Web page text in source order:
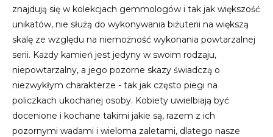
znajdują się w kolekcjach gemmologów i tak jak większość
unikatów, nie służą do wykonywania biżuterii na większą
skalę ze względu na niemożność wykonania powtarzalnej
serii. Każdy kamień jest jedyny w swoim rodzaju,
niepowtarzalny, a jego pozorne skazy świadczą o
niezwykłym charakterze - tak jak często piegi na
policzkach ukochanej osoby. Kobiety uwielbiają być
docenione i kochane takimi jakie są, razem z ich
pozornymi wadami i wieloma zaletami, dlatego nasze